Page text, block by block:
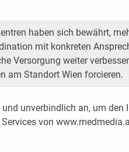
haben sich bewährt,
mit konkreten
Versorgung weiter
am Standort Wien forcieren.
unverbindlich an, um den
von